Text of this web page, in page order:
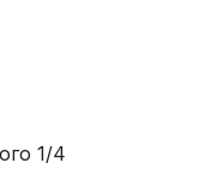
1/4